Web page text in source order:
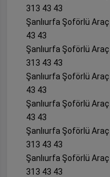
313 43 43
Şanlıurfa Şoförlü
43 43
Şanlıurfa Şoförlü
313 43 43
Şanlıurfa Şoförlü
43 43
Şanlıurfa Şoförlü
43 43
Şanlıurfa Şoförlü
313 43 43
Şanlıurfa Şoförlü
313 43 43